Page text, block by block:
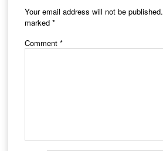
Your email address will not be published.
marked *
Comment *